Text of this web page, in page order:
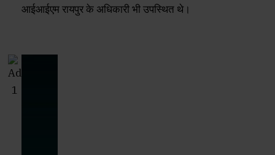
आईआईएम रायपुर के अधिकारी भी उपस्थित थे।